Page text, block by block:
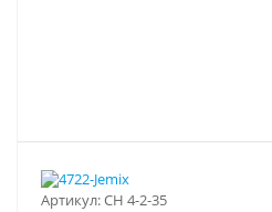
Артикул:СН 4-2-35